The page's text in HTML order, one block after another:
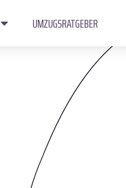
UMZUGSRATGEBER